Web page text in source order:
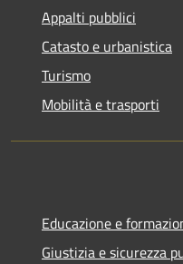
Appalti pubblici
Catasto e urbanistica
Turismo
Mobilità e trasporti
Educazione e
Giustizia e sicurezza